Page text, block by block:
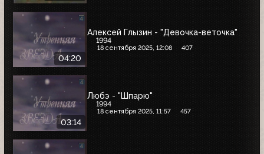
04:20
Алексей Глызин - "Девочка-веточка"
1994
18 сентября 2025, 12:08 407
03:14
Любэ - "Шпарю"
1994
18 сентября 2025, 11:57 457